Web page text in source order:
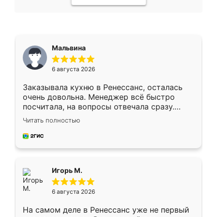
Мальвина
6 августа 2026
Заказывала кухню в Ренессанс, осталась
очень довольна. Менеджер всё быстро
посчитала, на вопросы отвечала сразу.
Замерщик приехал в субботу, подошёл к
делу со всей ответственностью. Собрали
за день, ребята работали аккуратно, даже
Читать полностью
Игорь М.
6 августа 2026
На самом деле в Ренессанс уже не первый